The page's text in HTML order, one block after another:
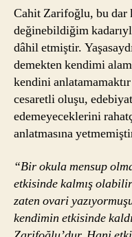
Cahit Zarifoğlu, bu dar
değinebildiğim
dâhil etmiştir.
demekten kendimi
kendini
cesaretli oluşu,
edemeyeceklerini
anlatmasına
“Bir okula mensup
etkisinde kalmış
zaten ovari
kendimin etkisinde